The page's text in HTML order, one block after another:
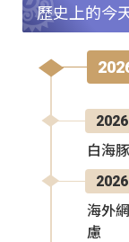
歷史上的今
2026
白海
2026
海外
慮